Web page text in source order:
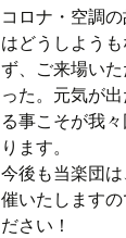
コロナ・空調
はどうしよう
ず、ご来場い
った。元気が
る事こそが我
ります。
今後も当楽団
催いたします
ださい！